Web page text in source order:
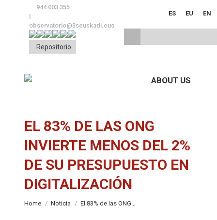
944 003 355
|
observatorio@3seuskadi.eus
Repositorio
ES EU EN
ABOUT US
EL 83% DE LAS ONG
INVIERTE MENOS DEL 2%
DE SU PRESUPUESTO EN
DIGITALIZACIÓN
You are here:
Home Noticia El 83% de las ONG…